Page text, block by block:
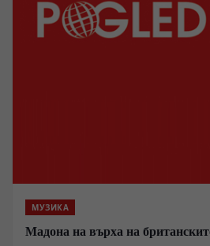
МУЗИКА
Мадона на върха на